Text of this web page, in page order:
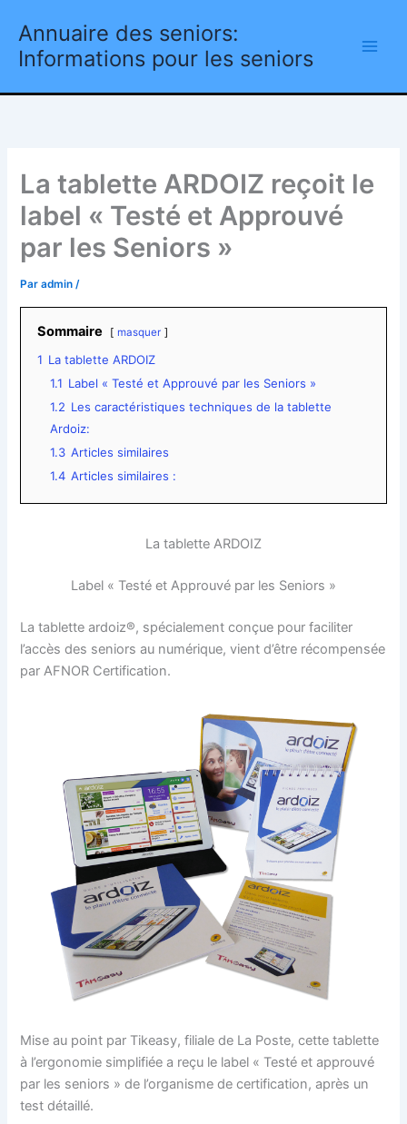
contenu
Annuaire des seniors:
Informations pour les seniors
La tablette ARDOIZ reçoit le
label « Testé et Approuvé
par les Seniors »
Paradmin/
Sommaire masquer
1 La tablette ARDOIZ
1.1 Label « Testé et Approuvé par les Seniors »
1.2 Les caractéristiques techniques de la tablette
Ardoiz:
1.3 Articles similaires
1.4 Articles similaires :
La tablette ARDOIZ
Label « Testé et Approuvé par les Seniors »
La tablette ardoiz®, spécialement conçue pour faciliter
l’accès des seniors au numérique, vient d’être récompensée
par AFNOR Certification.
Mise au point par Tikeasy, filiale de La Poste, cette tablette
à l’ergonomie simplifiée a reçu le label « Testé et approuvé
par les seniors » de l’organisme de certification, après un
test détaillé.